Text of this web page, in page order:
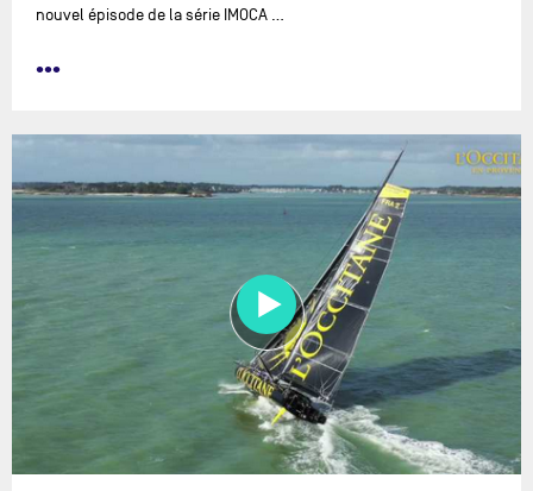
nouvel épisode de la série IMOCA …
•••